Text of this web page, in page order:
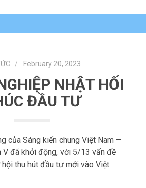
February 20, 2023
NHẬT HỐI
ĐẦU TƯ
của Sáng kiến chung Việt Nam –
V đã khởi động, với 5/13 vấn đề
thu hút đầu tư mới vào Việt